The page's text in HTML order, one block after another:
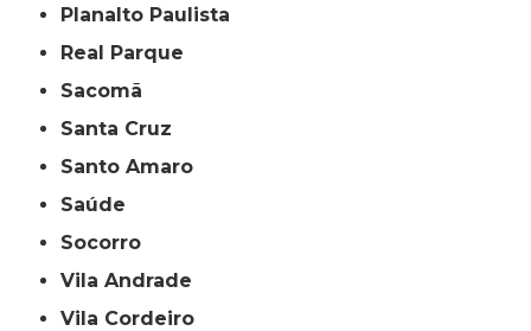
Planalto Paulista
Real Parque
Sacomã
Santa Cruz
Santo Amaro
Saúde
Socorro
Vila Andrade
Vila Cordeiro